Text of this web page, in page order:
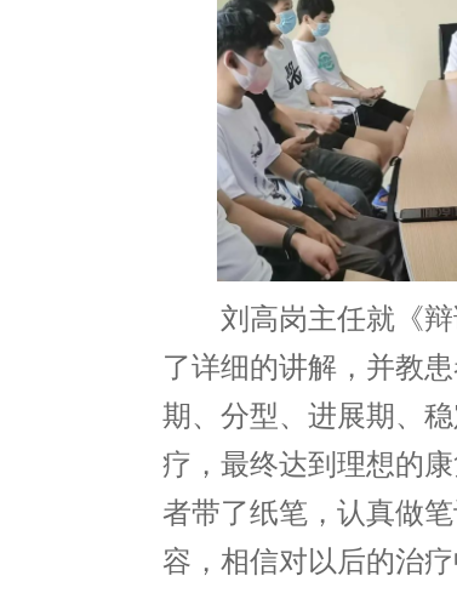
刘高岗主任就《辩
了详细的讲解，并教
期、分型、进展期、
疗，最终达到理想的
者带了纸笔，认真做
容，相信对以后的治